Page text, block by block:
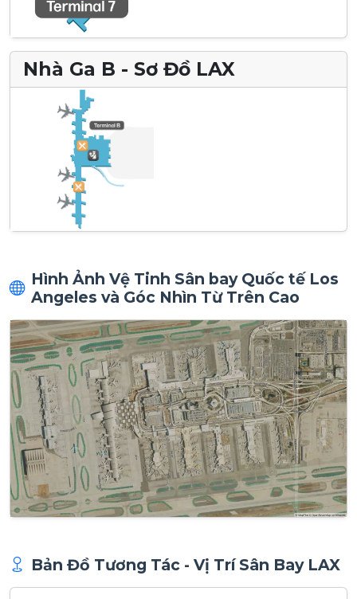
Nhà Ga B - Sơ Đồ LAX
Hình Ảnh Vệ Tinh Sân bay Quốc tế Los
Angeles và Góc Nhìn Từ Trên Cao
Bản Đồ Tương Tác - Vị Trí Sân Bay LAX